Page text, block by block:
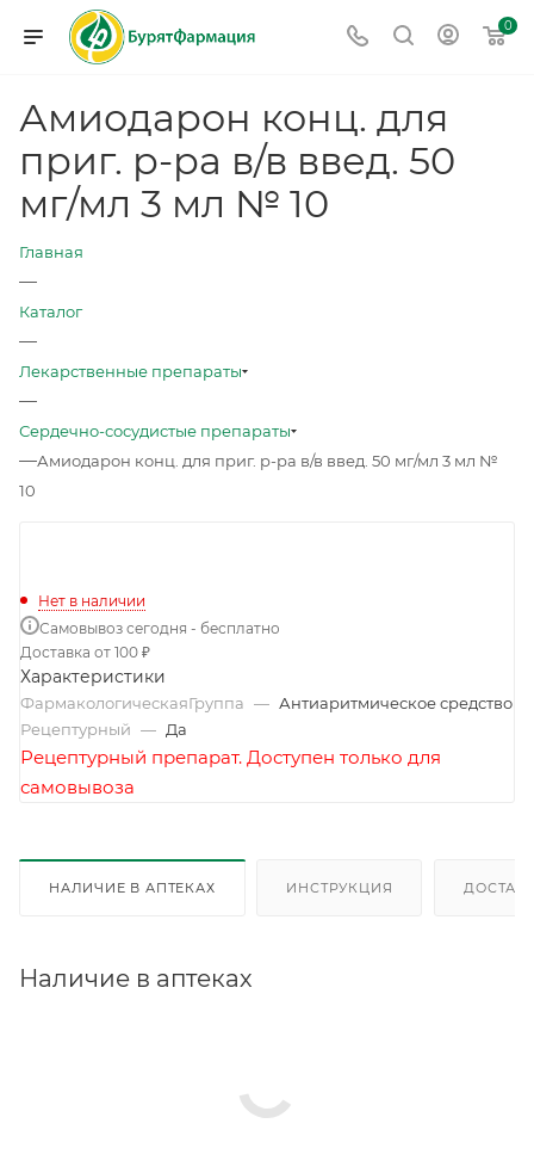
0
Амиодарон конц. для
приг. р-ра в/в введ. 50
мг/мл 3 мл № 10
Главная
—
Каталог
—
Лекарственные препараты
—
Сердечно-сосудистые препараты
—Амиодарон конц. для приг. р-ра в/в введ. 50 мг/мл 3 мл №
10
Нет в наличии
Самовывоз сегодня - бесплатно
Доставка от 100 ₽
Характеристики
ФармакологическаяГруппа — Антиаритмическое средство
Рецептурный — Да
Рецептурный препарат. Доступен только для
самовывоза
НАЛИЧИЕ В АПТЕКАХ ИНСТРУКЦИЯ
Наличие в аптеках